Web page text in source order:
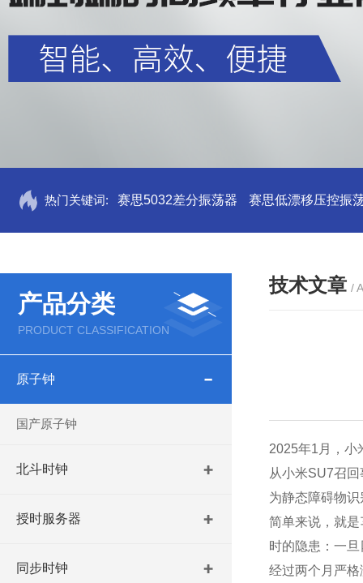
热门关键词: 赛思5032差分振荡器 赛思低漂移压控振
产品分类
PRODUCT CLASSIFICATION
原子钟
国产原子钟
北斗时钟
授时服务器
同步时钟
技术文章 /
2025年1月，小
从小米SU7召
为静态障碍物
简单来说，就
时的隐患：一
经过两个月严